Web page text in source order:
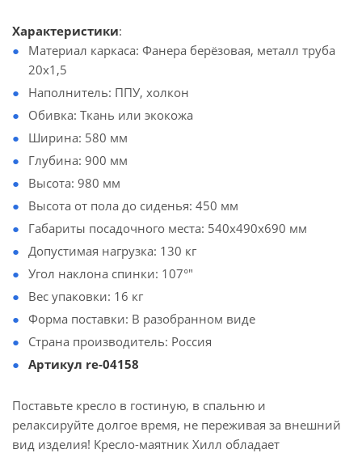
Характеристики:
Материал каркаса: Фанера берёзовая, металл труба
20х1,5
Наполнитель: ППУ, холкон
Обивка: Ткань или экокожа
Ширина: 580 мм
Глубина: 900 мм
Высота: 980 мм
Высота от пола до сиденья: 450 мм
Габариты посадочного места: 540х490х690 мм
Допустимая нагрузка: 130 кг
Угол наклона спинки: 107°"
Вес упаковки: 16 кг
Форма поставки: В разобранном виде
Страна производитель: Россия
Артикул re-04158
Поставьте кресло в гостиную, в спальню и
релаксируйте долгое время, не переживая за внешний
вид изделия! Кресло-маятник Хилл обладает